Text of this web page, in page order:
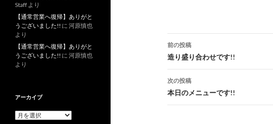
投
稿
ナ
ビ
ゲ
前の投稿
造り盛り合わせです!!
次の投稿
本日のメニューです!!
Staff より
【通常営業へ復帰】ありがと
うございました!! に 河原慎也
より
【通常営業へ復帰】ありがと
うございました!! に 河原慎也
より
アーカイブ
ア